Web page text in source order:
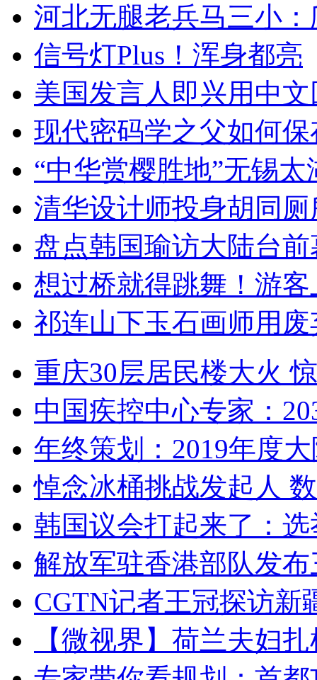
河北无腿老兵马三小
信号灯Plus！浑身都亮
美国发言人即兴用中
现代密码学之父如何
“中华赏樱胜地”无锡
清华设计师投身胡同
盘点韩国瑜访大陆台
想过桥就得跳舞！游客
祁连山下玉石画师用
重庆30层居民楼大火
中国疾控中心专家：
年终策划：2019年度
悼念冰桶挑战发起人
韩国议会打起来了：
解放军驻香港部队发
CGTN记者王冠探访新
【微视界】荷兰夫妇